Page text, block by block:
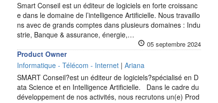
Smart Conseil est un éditeur de logiciels en forte croissanc
e dans le domaine de l’intelligence Artificielle. Nous travaillo
ns avec de grands comptes dans plusieurs domaines : Indu
strie, Banque & assurance, énergie,…
05 septembre 2024
Product Owner
Informatique - Télécom - Internet | Ariana
SMART Conseil?est un éditeur de logiciels?spécialisé en D
ata Science et en Intelligence Artificielle. Dans le cadre du
développement de nos activités, nous recrutons un(e) Prod